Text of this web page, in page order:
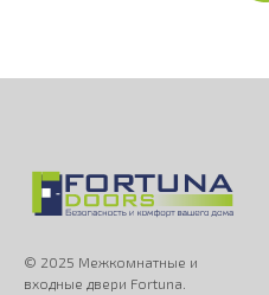
© 2025 Межкомнатные и
входные двери Fortuna.